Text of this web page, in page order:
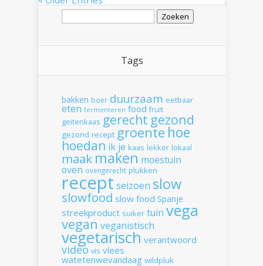
Zoeken
Tags
bakken boer duurzaam eetbaar
eten fermenteren food fruit
geitenkaas gerecht gezond
gezond recept groente hoe
hoedan ik je kaas lekker lokaal
maak maken moestuin
oven ovengerecht plukken
recept seizoen slow
slowfood slow food Spanje
streekproduct suiker tuin vega
vegan veganistisch
vegetarisch verantwoord
video vis vlees
watetenwevandaag wildpluk